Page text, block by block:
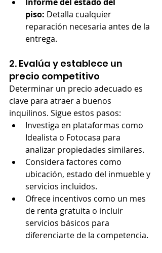
piso: Detalla cualquier
reparación necesaria antes de la
entrega.
2. Evalúa y establece un
precio competitivo
Determinar un precio adecuado es
clave para atraer a buenos
inquilinos. Sigue estos pasos:
Investiga en plataformas como
Idealista o Fotocasa para
analizar propiedades similares.
Considera factores como
ubicación, estado del inmueble y
servicios incluidos.
Ofrece incentivos como un mes
de renta gratuita o incluir
servicios básicos para
diferenciarte de la competencia.